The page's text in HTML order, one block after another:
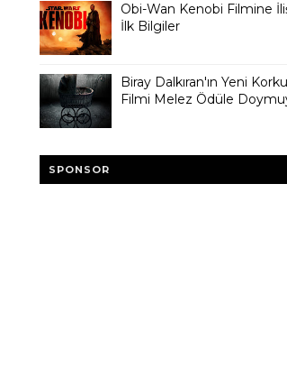
Obi-Wan Kenobi Filmine
İlk Bilgiler
Biray Dalkıran'ın Yeni Korku
Filmi Melez Ödüle
SPONSOR